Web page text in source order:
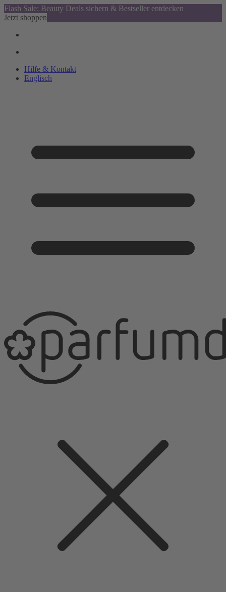
Flash Sale: Beauty Deals sichern & Bestseller entdecken
Jetzt shoppen
Hilfe & Kontakt
Englisch